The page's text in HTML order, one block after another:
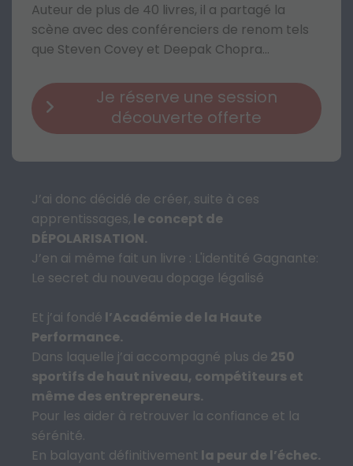
Auteur de plus de 40 livres, il a partagé la
scène avec des conférenciers de renom tels
que Steven Covey et Deepak Chopra...
Je réserve une session
découverte offerte
J’ai donc décidé de créer, suite à ces
apprentissages, le concept de
DÉPOLARISATION.
J’en ai même fait un livre : L'identité Gagnante:
Le secret du nouveau dopage légalisé
Et j’ai fondé l’Académie de la Haute
Performance.
Dans laquelle j’ai accompagné plus de 250
sportifs de haut niveau, compétiteurs et
même des entrepreneurs.
Pour les aider à retrouver la confiance et la
sérénité.
En balayant définitivement la peur de l’échec.